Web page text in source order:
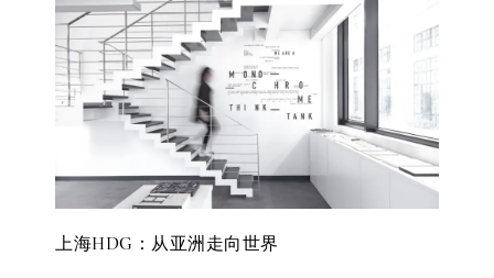
上海HDG：从亚洲走向世界